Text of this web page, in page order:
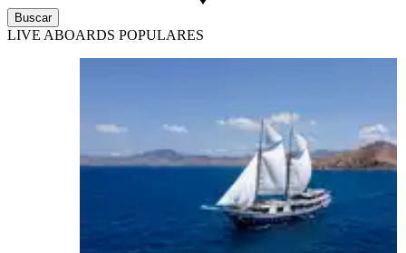
Buscar
LIVE ABOARDS POPULARES